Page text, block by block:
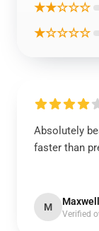
★★☆☆☆
★☆☆☆☆
Absolutely
faster than
M Maxwell
Verified